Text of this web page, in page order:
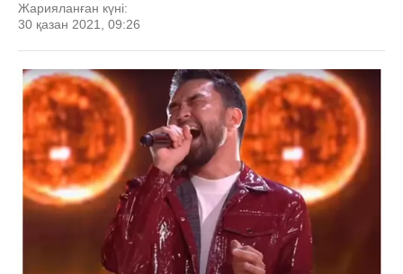
Жарияланған күні:
30 қазан 2021, 09:26